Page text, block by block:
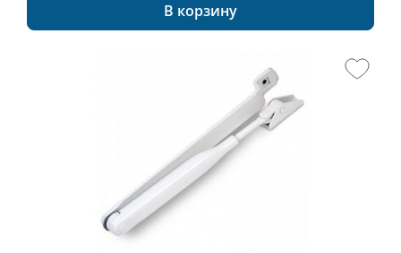
В корзину